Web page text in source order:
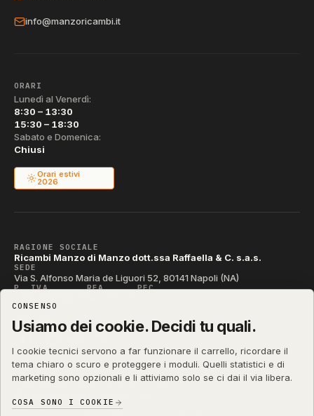
info@manzoricambi.it
ORARI
Lunedì al Venerdì:
8:30 – 13:30
15:30 – 18:30
Sabato e Domenica:
Chiusi
Orari estivi
2026
RAGIONE SOCIALE
Ricambi Manzo di Manzo dott.ssa Raffaella & C. s.a.s.
SEDE
Via S. Alfonso Maria de Liguori 52, 80141 Napoli (NA)
P. IVA REA PEC
CODICE SDI
T04ZHR3
shop.manzoricambi.it
Stefano Russo
Privacy & Cookie·Termini
CONSENSO
Usiamo dei cookie. Decidi tu quali.
I cookie tecnici servono a far funzionare il carrello, ricordare il
tema chiaro o scuro e proteggere i moduli. Quelli statistici e di
marketing sono opzionali e li attiviamo solo se ci dai il via libera.
COSA SONO I COOKIE